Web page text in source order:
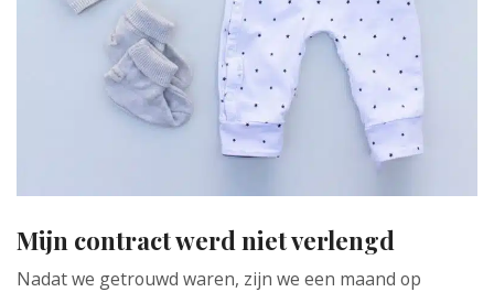
Mijn contract werd niet verlengd
Nadat we getrouwd waren, zijn we een maand op